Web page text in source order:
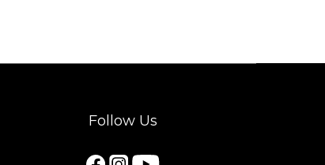
Follow Us